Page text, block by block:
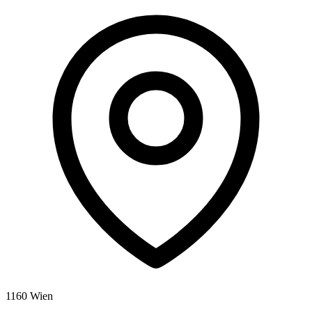
1160 Wien